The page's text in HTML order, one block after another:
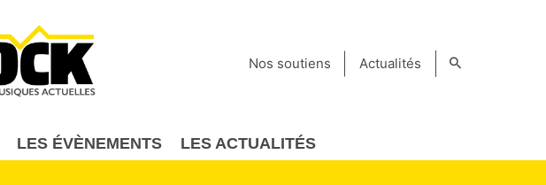
Nos soutiens Actualités
LES ÉVÈNEMENTS LES ACTUALITÉS